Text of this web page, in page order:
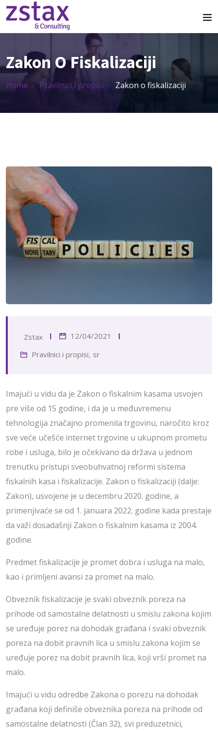
Zakon O Fiskalizaciji
Home Pravilnici i propisi Zakon o fiskalizaciji
Zstax
12/04/2021
Pravilnici i propisi, sr
Imajući u vidu da je Zakon o fiskalnim kasama usvojen
pre više od 15 godine, i da je u međuvremenu
tehnologija značajno promenila trgovinu, naročito kroz
sve veće učešće internet trgovine u ukupnom prometu
robe i usluga, bilo je očekivano da država u jednom
trenutku pristupi sveobuhvatnoj reformi sistema
fiskalnih kasa i fiskalizacije. Zakon o fiskalizaciji (dalje:
Zakon), usvojene je u decembru 2020. godine, a
primenjivaće se od 1. januara 2022. godine kada prestaje
da važi dosadašnji Zakon o fiskalnim kasama iz 2004.
godine.
Predmet fiskalizacije je promet dobra i usluga na malo,
kao i primljeni avansi za promet na malo.
Obveznik fiskalizacije je svaki obveznik poreza na
prihode od samostalne delatnosti u smislu zakona kojim
se uređuje porez na dohodak građana i svaki obveznik
poreza na dobit pravnih lica u smislu zakona kojim se
uređuje porez na dobit pravnih lica, koji vrši promet na
malo.
Imajući u vidu odredbe Zakona o porezu na dohodak
građana koji definiše obveznika poreza na prihode od
samostalne delatnosti (Član 32), svi preduzetnici,